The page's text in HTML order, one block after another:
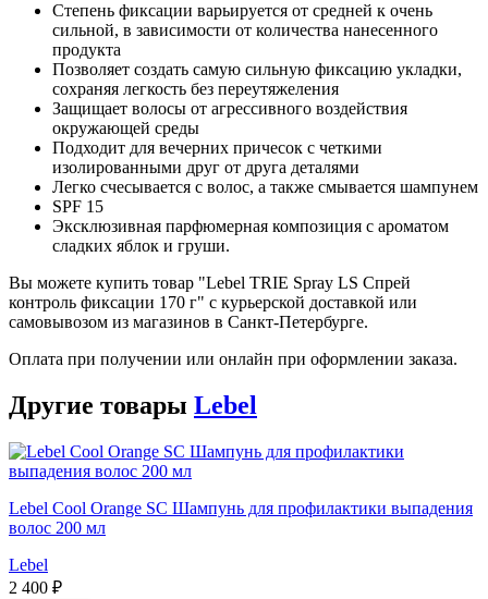
Степень фиксации варьируется от средней к очень
сильной, в зависимости от количества нанесенного
продукта
Позволяет создать самую сильную фиксацию укладки,
сохраняя легкость без переутяжеления
Защищает волосы от агрессивного воздействия
окружающей среды
Подходит для вечерних причесок с четкими
изолированными друг от друга деталями
Легко счесывается с волос, а также смывается шампунем
SPF 15
Эксклюзивная парфюмерная композиция с ароматом
сладких яблок и груши.
Вы можете купить товар "Lebel TRIE Spray LS Спрей
контроль фиксации 170 г" с курьерской доставкой или
самовывозом из магазинов в Санкт-Петербурге.
Оплата при получении или онлайн при оформлении заказа.
Другие товары Lebel
Lebel Cool Orange SC Шампунь для профилактики выпадения
волос 200 мл
Lebel
2 400 ₽